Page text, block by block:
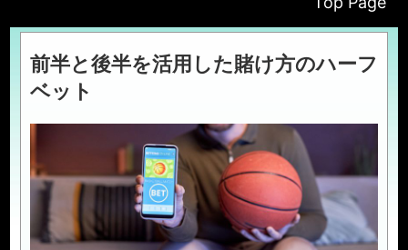
前半と後半を活用した賭け方のハーフ
ベット